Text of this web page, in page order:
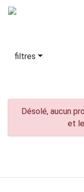
filtres
Désolé, aucun
et